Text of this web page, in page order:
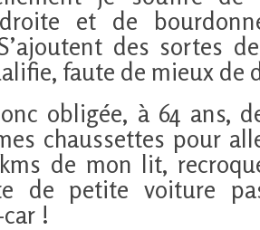
et de
des sortes
faute de mieux de
obligée, à 64 ans,
chaussettes pour
de mon lit,
de petite voiture
!